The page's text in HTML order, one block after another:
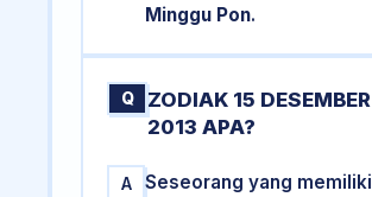
Minggu Pon.
Q
ZODIAK 15 DESEMBER
2013 APA?
A
Seseorang yang memiliki